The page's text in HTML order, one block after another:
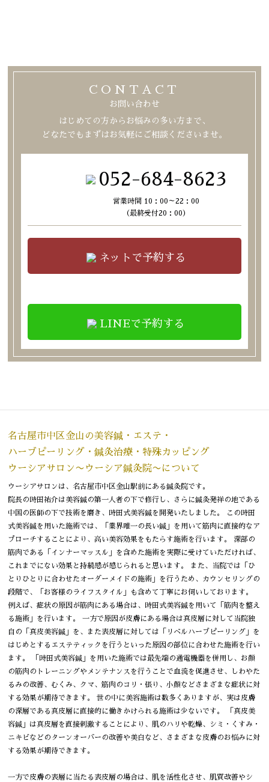
CONTACT
お問い合わせ
はじめての方からお悩みの多い方まで、
どなたでもまずはお気軽にご相談くださいませ。
052-684-8623
営業時間 10：00～22：00
（最終受付20：00）
ネットで予約する
LINEで予約する
名古屋市中区金山の美容鍼・エステ・
ハーブピーリング・鍼灸治療・特殊カッピング
ウーシアサロン〜ウーシア鍼灸院〜について
ウーシアサロンは、名古屋市中区金山駅前にある鍼灸院です。
院長の時田祐介は美容鍼の第一人者の下で修行し、さらに鍼灸発祥の地である
中国の医師の下で技術を磨き、時田式美容鍼を開発いたしました。 この時田
式美容鍼を用いた施術では、「業界唯一の長い鍼」を用いて筋肉に直接的なア
プローチすることにより、高い美容効果をもたらす施術を行います。 深部の
筋肉である「インナーマッスル」を含めた施術を実際に受けていただければ、
これまでにない効果と持続感が感じられると思います。 また、当院では「ひ
とりひとりに合わせたオーダーメイドの施術」を行うため、カウンセリングの
段階で、「お客様のライフスタイル」も含めて丁寧にお伺いしております。
例えば、症状の原因が筋肉にある場合は、時田式美容鍼を用いて「筋肉を整え
る施術」を行います。 一方で原因が皮膚にある場合は真皮層に対して当院独
自の「真皮美容鍼」を、また表皮層に対しては「リベルハーブピーリング」を
はじめとするエステティックを行うといった原因の部位に合わせた施術を行い
ます。 「時田式美容鍼」を用いた施術では最先端の通電機器を併用し、お顔
の筋肉のトレーニングやメンテナンスを行うことで血流を促進させ、しわやた
るみの改善、むくみ、クマ、筋肉のコリ・張り、小顔などさまざまな症状に対
する効果が期待できます。 世の中に美容施術は数多くありますが、実は皮膚
の深層である真皮層に直接的に働きかけられる施術は少ないです。 「真皮美
容鍼」は真皮層を直接刺激することにより、肌のハリや乾燥、シミ・くすみ・
ニキビなどのターンオーバーの改善や美白など、さまざまな皮膚のお悩みに対
する効果が期待できます。
一方で皮膚の表層に当たる表皮層の場合は、肌を活性化させ、肌質改善やシ